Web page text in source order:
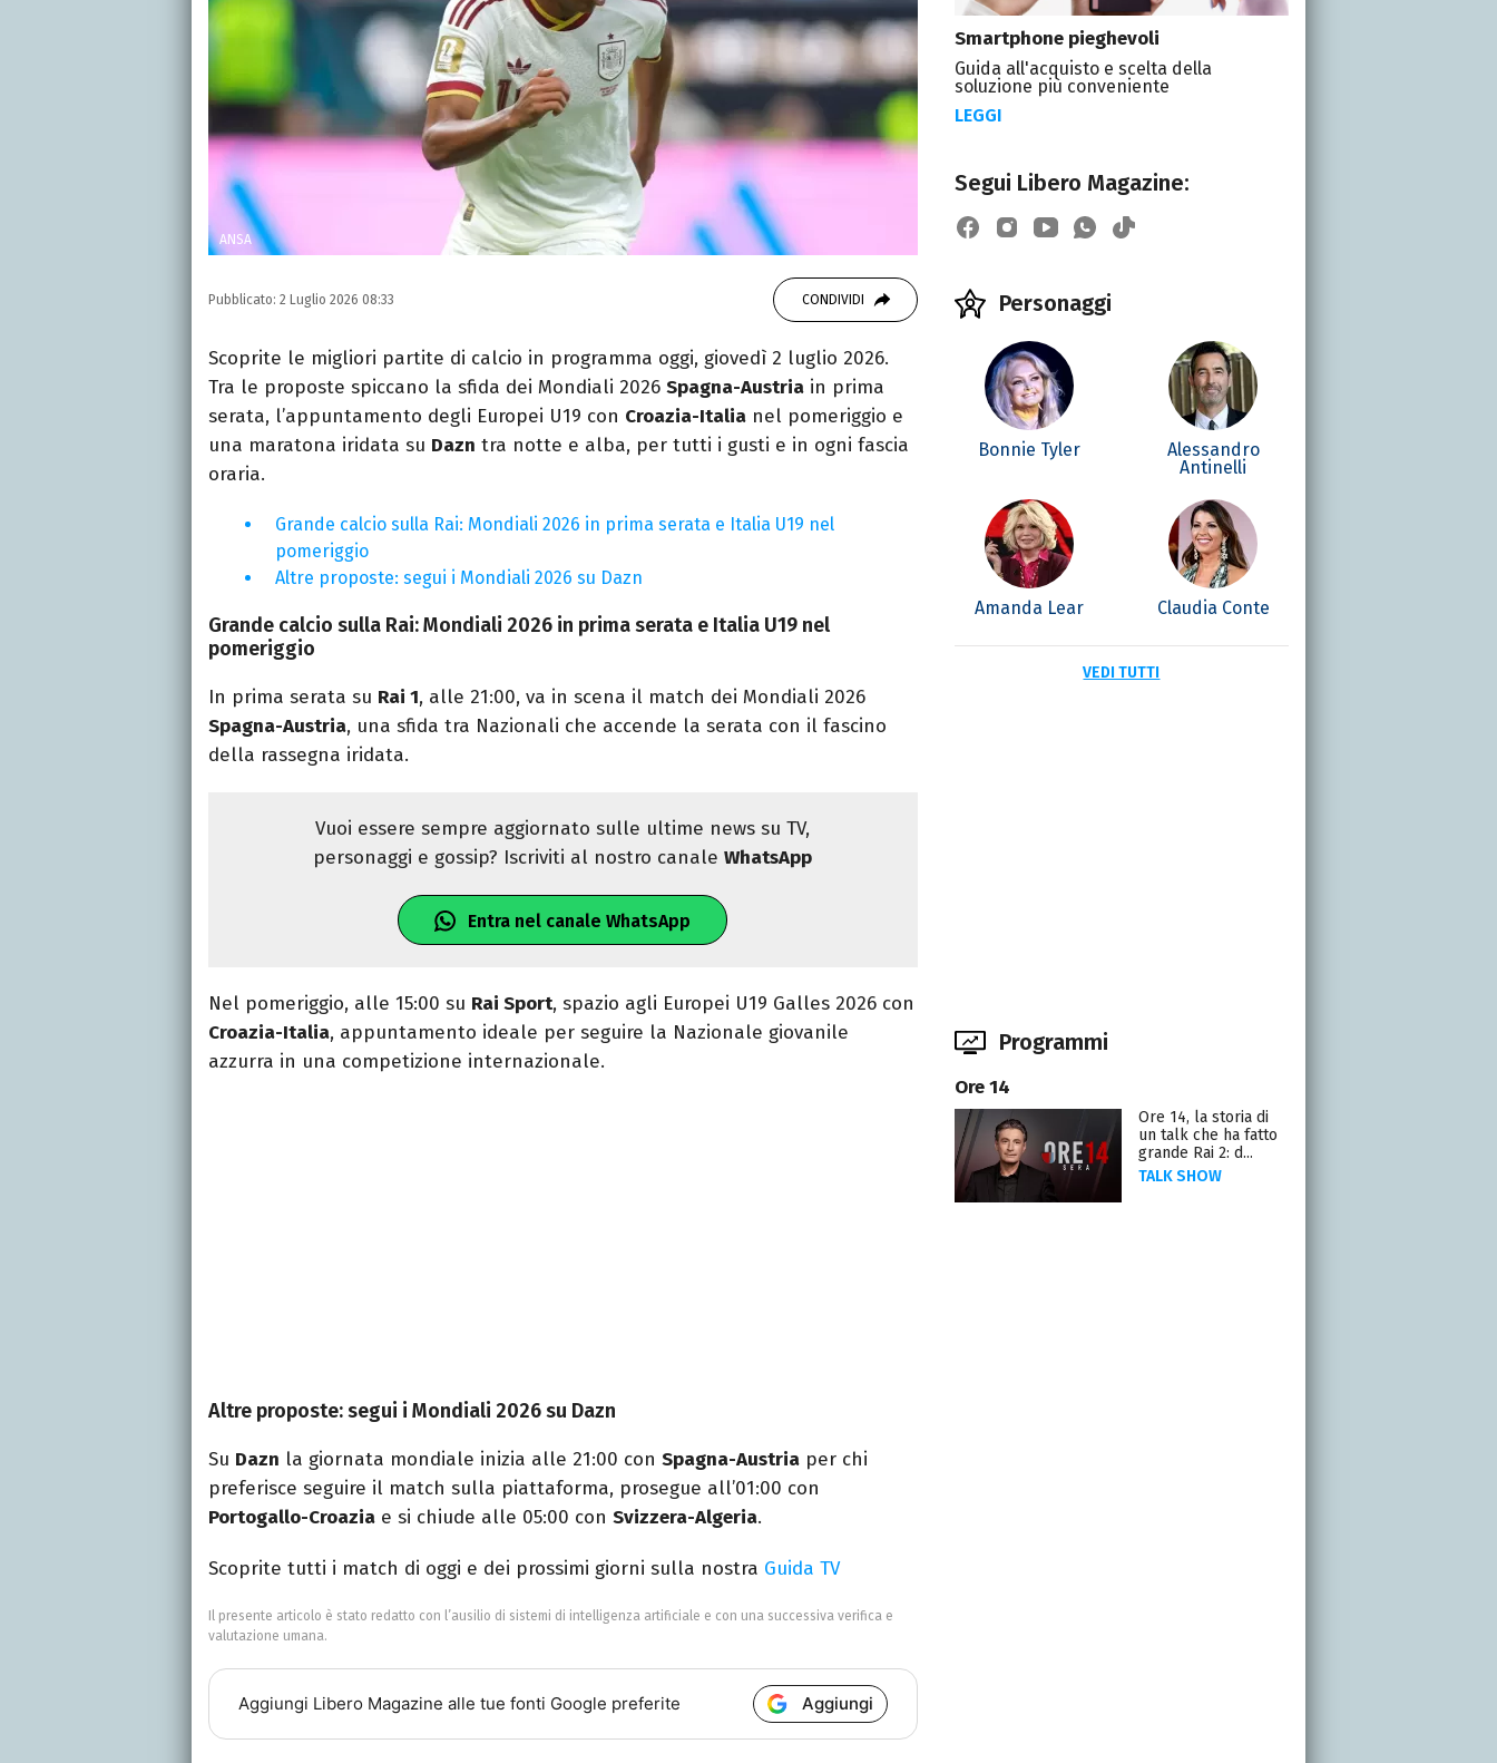
ANSA
Pubblicato: 2 Luglio 2026 08:33 CONDIVIDI
Scoprite le migliori partite di calcio in programma oggi, giovedì 2 luglio 2026.
Tra le proposte spiccano la sfida dei Mondiali 2026 Spagna-Austria in prima
serata, l’appuntamento degli Europei U19 con Croazia-Italia nel pomeriggio e
una maratona iridata su Dazn tra notte e alba, per tutti i gusti e in ogni fascia
oraria.
Grande calcio sulla Rai: Mondiali 2026 in prima serata e Italia U19 nel
pomeriggio
Altre proposte: segui i Mondiali 2026 su Dazn
Grande calcio sulla Rai: Mondiali 2026 in prima serata e Italia U19 nel
pomeriggio
In prima serata su Rai 1, alle 21:00, va in scena il match dei Mondiali 2026
Spagna-Austria, una sfida tra Nazionali che accende la serata con il fascino
della rassegna iridata.
Vuoi essere sempre aggiornato sulle ultime news su TV,
personaggi e gossip? Iscriviti al nostro canaleWhatsApp
Entra nel canale WhatsApp
Nel pomeriggio, alle 15:00 su Rai Sport, spazio agli Europei U19 Galles 2026 con
Croazia-Italia, appuntamento ideale per seguire la Nazionale giovanile
azzurra in una competizione internazionale.
Altre proposte: segui i Mondiali 2026 su Dazn
Su Dazn la giornata mondiale inizia alle 21:00 con Spagna-Austria per chi
preferisce seguire il match sulla piattaforma, prosegue all’01:00 con
Portogallo-Croazia e si chiude alle 05:00 con Svizzera-Algeria.
Scoprite tutti i match di oggi e dei prossimi giorni sulla nostra Guida TV
Il presente articolo è stato redatto con l’ausilio di sistemi di intelligenza artificiale e con una successiva verifica e
valutazione umana.
Aggiungi Libero Magazine alle tue fonti Google preferite Aggiungi
Smartphone pieghevoli
Guida all'acquisto e scelta della
soluzione più conveniente
LEGGI
Segui Libero Magazine:
Personaggi
Bonnie Tyler
Alessandro
Antinelli
Amanda Lear Claudia Conte
VEDI TUTTI
Programmi
Ore 14
Ore 14, la storia di
un talk che ha fatto
grande Rai 2: d...
TALK SHOW